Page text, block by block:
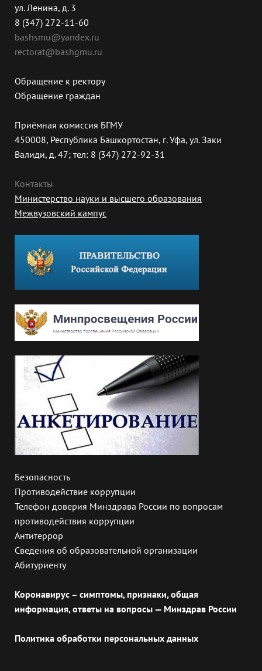
ул. Ленина, д. 3
8 (347) 272-11-60
bashsmu@yandex.ru
rectorat@bashgmu.ru
Обращение к ректору
Обращение граждан
Приёмная комиссия БГМУ
450008, Республика Башкортостан, г. Уфа, ул. Заки
Валиди, д. 47; тел: 8 (347) 272-92-31
Контакты
Министерство науки и высшего образования
Межвузовский кампус
Безопасность
Противодействие коррупции
Телефон доверия Минздрава России по вопросам
противодействия коррупции
Антитеррор
Сведения об образовательной организации
Абитуриенту
Коронавирус – симптомы, признаки, общая
информация, ответы на вопросы — Минздрав России
Политика обработки персональных данных